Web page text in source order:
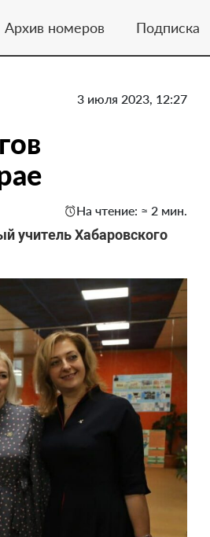
Архив номеров Подписка
3 июля 2023, 12:27
На чтение: ≈ 2 мин.
учитель Хабаровского